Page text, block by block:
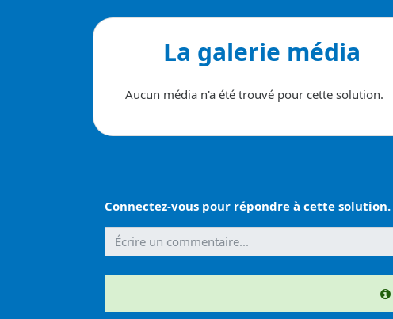
La galerie média
Aucun média n'a été trouvé pour cette solution.
Connectez-vous pour répondre à cette solution.